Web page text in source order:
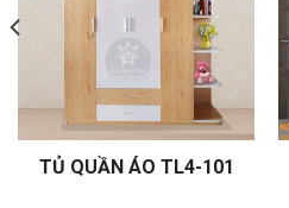
TỦ QUẦN ÁO TL4-101